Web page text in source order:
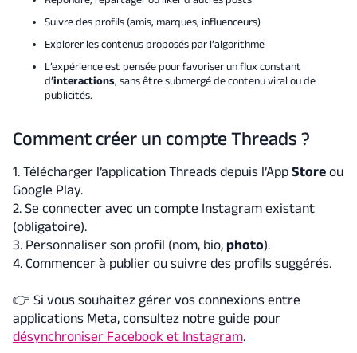
Suivre des profils (amis, marques, influenceurs)
Explorer les contenus proposés par l’algorithme
L’expérience est pensée pour favoriser un flux constant
d’interactions, sans être submergé de contenu viral ou de
publicités.
Comment créer un compte Threads ?
1. Télécharger l’application Threads depuis l’App Storeou
Google Play.
2. Se connecter avec un compte Instagram existant
(obligatoire).
3. Personnaliser son profil (nom, bio, photo).
4. Commencer à publier ou suivre des profils suggérés.
👉 Si vous souhaitez gérer vos connexions entre
applications Meta, consultez notre guide pour
désynchroniser Facebook et Instagram.